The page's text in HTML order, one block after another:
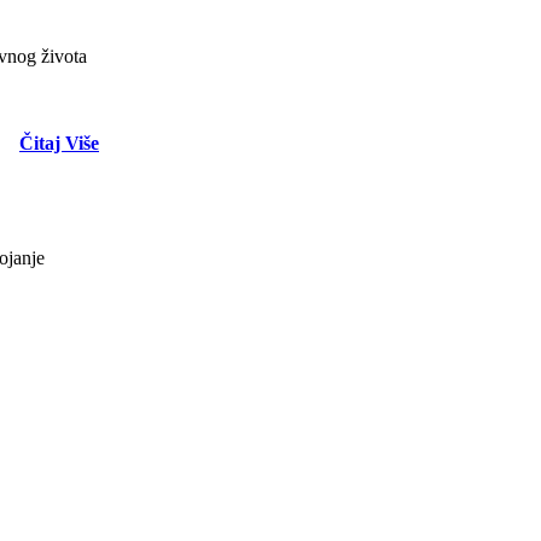
života
Čitaj Više